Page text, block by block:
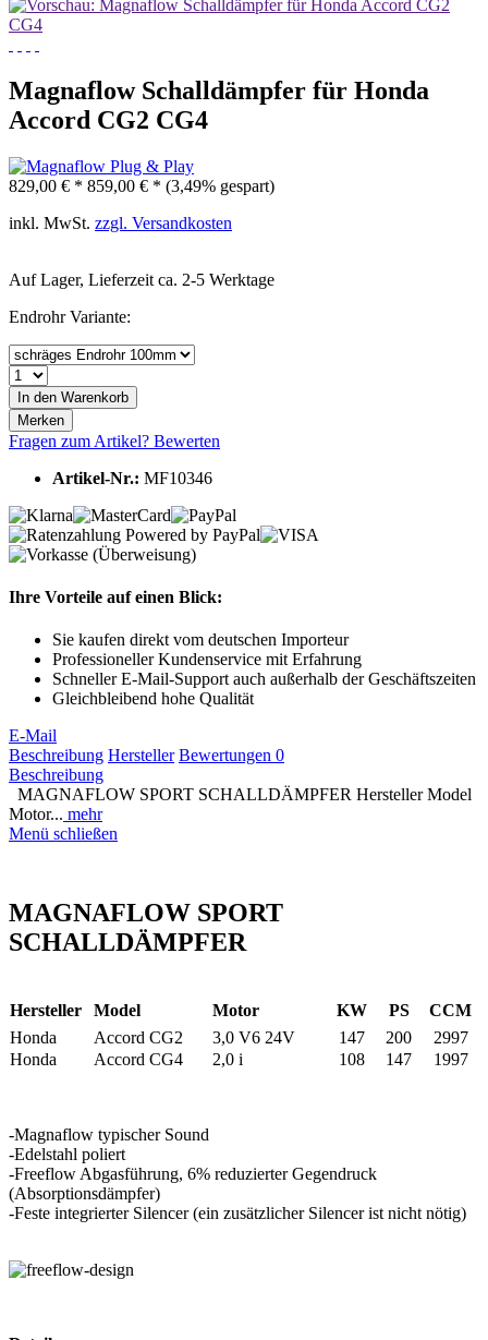
Magnaflow Schalldämpfer für Honda
Accord CG2 CG4
829,00 € * 859,00 € * (3,49% gespart)
inkl. MwSt. zzgl. Versandkosten
Auf Lager, Lieferzeit ca. 2-5 Werktage
Endrohr Variante:
In den Warenkorb
Merken
Fragen zum Artikel? Bewerten
Artikel-Nr.: MF10346
Ihre Vorteile auf einen Blick:
Sie kaufen direkt vom deutschen Importeur
Professioneller Kundenservice mit Erfahrung
Schneller E-Mail-Support auch außerhalb der Geschäftszeiten
Gleichbleibend hohe Qualität
E-Mail
Beschreibung Hersteller Bewertungen 0
Beschreibung
MAGNAFLOW SPORT SCHALLDÄMPFER Hersteller Model
Motor... mehr
Menü schließen
MAGNAFLOW SPORT
SCHALLDÄMPFER
Hersteller Model Motor KW PS
CCM
Honda
Accord CG2 3,0 V6 24V 147 200
2997
Honda
Accord CG4 2,0 i 108 147 1997
-Magnaflow typischer Sound
-Edelstahl poliert
-Freeflow Abgasführung, 6% reduzierter Gegendruck
(Absorptionsdämpfer)
-Feste integrierter Silencer (ein zusätzlicher Silencer ist nicht nötig)